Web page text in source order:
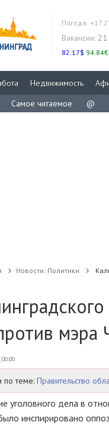
Погода:
Вакансии: 21
82.17$ 94.84€
Недвижимость
Самое читаемое @
Новости: Политики
мэра
по теме: Правительство
уголовного дела в
инспирировано